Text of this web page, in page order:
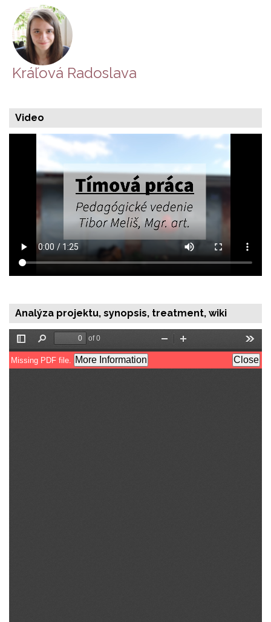
Kráľová Radoslava
Video
Analýza projektu, synopsis, treatment, wiki